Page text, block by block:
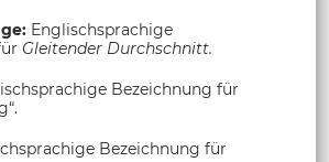
Englischsprachige
Gleitender Durchschnitt.
Bezeichnung für
Bezeichnung für